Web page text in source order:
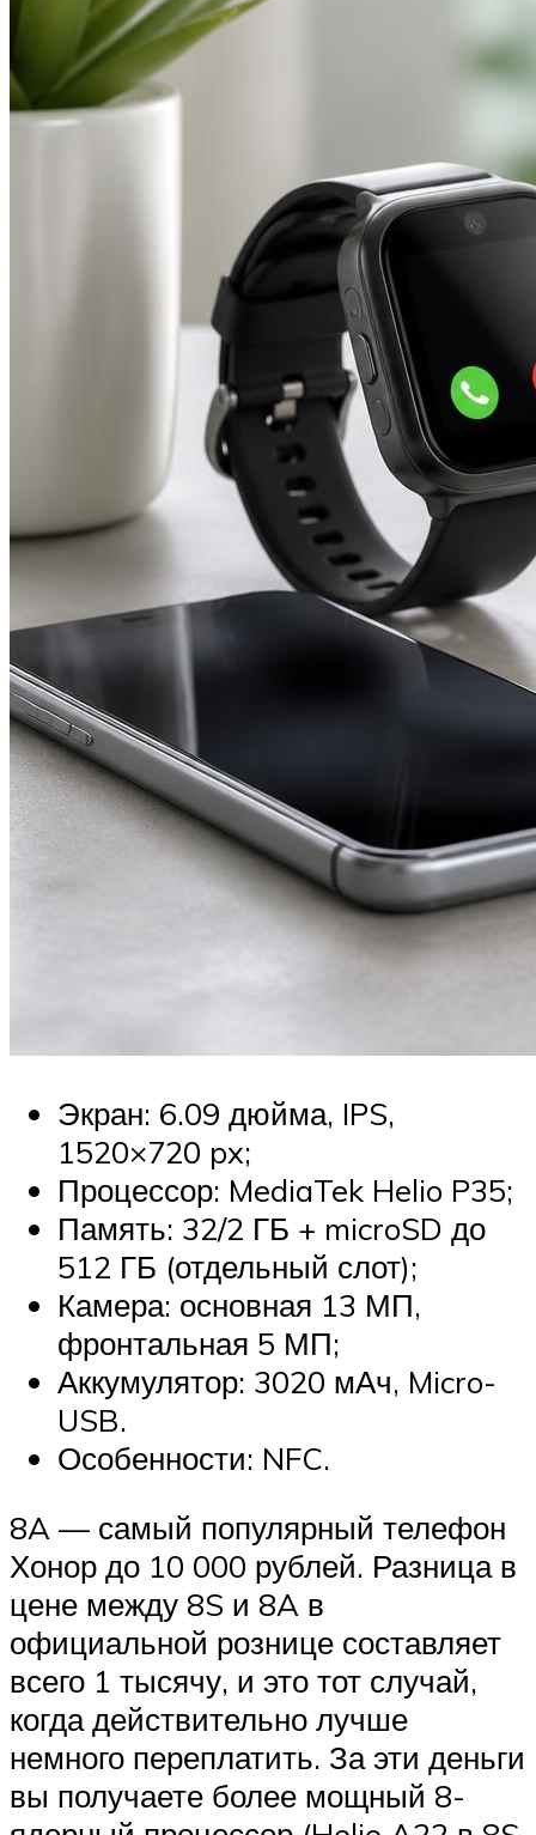
Экран: 6.09 дюйма, IPS,
1520×720 px;
Процессор: MediaTek Helio P35;
Память: 32/2 ГБ + microSD до
512 ГБ (отдельный слот);
Камера: основная 13 МП,
фронтальная 5 МП;
Аккумулятор: 3020 мАч, Micro-
USB.
Особенности: NFC.
8A — самый популярный телефон
Хонор до 10 000 рублей. Разница в
цене между 8S и 8A в
официальной рознице составляет
всего 1 тысячу, и это тот случай,
когда действительно лучше
немного переплатить. За эти деньги
вы получаете более мощный 8-